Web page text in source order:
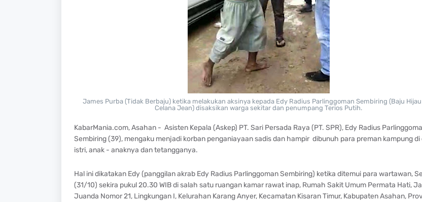
James Purba (Tidak Berbaju) ketika melakukan aksinya kepada Edy Radius Parlinggoman Sembiring (Baju
Celana Jean) disaksikan warga sekitar dan penumpang Terios Putih.
KabarMania.com, Asahan - Asisten Kepala (Askep) PT. Sari Persada Raya (PT. SPR), Edy Radius
Sembiring (39), mengaku menjadi korban penganiayaan sadis dan hampir dibunuh para preman kampung di
istri, anak - anaknya dan tetangganya.
Hal ini dikatakan Edy (panggilan akrab Edy Radius Parlinggoman Sembiring) ketika ditemui para wartawan,
(31/10) sekira pukul 20.30 WIB di salah satu ruangan kamar rawat inap, Rumah Sakit Umum Permata Hati,
Juanda Nomor 21, Lingkungan I, Kelurahan Karang Anyer, Kecamatan Kisaran Timur, Kabupaten Asahan,